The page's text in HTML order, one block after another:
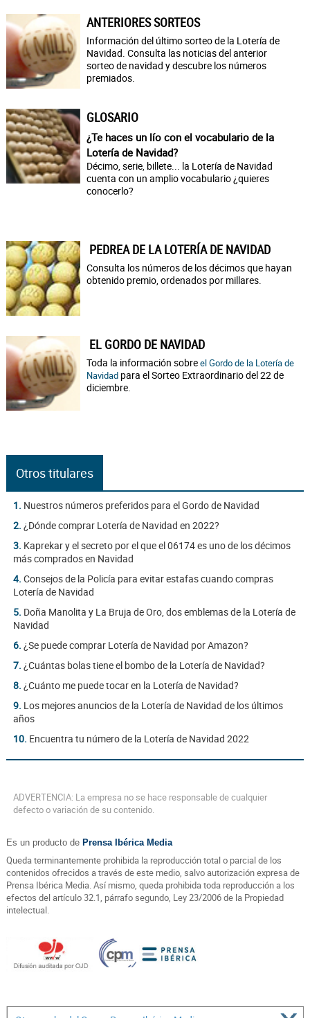
ANTERIORES SORTEOS
Información del último sorteo de la Lotería de
Navidad. Consulta las noticias del anterior
sorteo de navidad y descubre los números
premiados.
GLOSARIO
¿Te haces un lío con el vocabulario de la
Lotería de Navidad?
Décimo, serie, billete... la Lotería de Navidad
cuenta con un amplio vocabulario ¿quieres
conocerlo?
PEDREA DE LA LOTERÍA DE NAVIDAD
Consulta los números de los décimos que hayan
obtenido premio, ordenados por millares.
EL GORDO DE NAVIDAD
Toda la información sobreel Gordo de la Lotería de
Navidad para el Sorteo Extraordinario del 22 de
diciembre.
Otros titulares
1. Nuestros números preferidos para el Gordo de Navidad
2. ¿Dónde comprar Lotería de Navidad en 2022?
3. Kaprekar y el secreto por el que el 06174 es uno de los décimos
más comprados en Navidad
4. Consejos de la Policía para evitar estafas cuando compras
Lotería de Navidad
5. Doña Manolita y La Bruja de Oro, dos emblemas de la Lotería de
Navidad
6. ¿Se puede comprar Lotería de Navidad por Amazon?
7. ¿Cuántas bolas tiene el bombo de la Lotería de Navidad?
8. ¿Cuánto me puede tocar en la Lotería de Navidad?
9. Los mejores anuncios de la Lotería de Navidad de los últimos
años
10. Encuentra tu número de la Lotería de Navidad 2022
ADVERTENCIA: La empresa no se hace responsable de cualquier
defecto o variación de su contenido.
Es un producto de Prensa Ibérica Media
Queda terminantemente prohibida la reproducción total o parcial de los
contenidos ofrecidos a través de este medio, salvo autorización expresa de
Prensa Ibérica Media. Así mismo, queda prohibida toda reproducción a los
efectos del artículo 32.1, párrafo segundo, Ley 23/2006 de la Propiedad
intelectual.